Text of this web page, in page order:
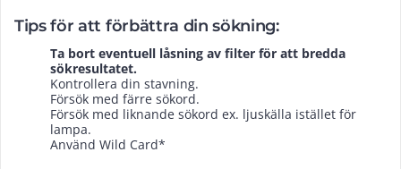
Tips för att förbättra din sökning:
Ta bort eventuell låsning av filter för att bredda
sökresultatet.
Kontrollera din stavning.
Försök med färre sökord.
Försök med liknande sökord ex. ljuskälla istället för
lampa.
Använd Wild Card*